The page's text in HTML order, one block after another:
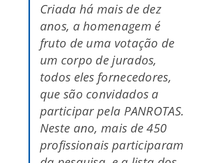
Criada há mais de dez
anos, a homenagem é
fruto de uma votação de
um corpo de jurados,
todos eles fornecedores,
que são convidados a
participar pela PANROTAS.
Neste ano, mais de 450
profissionais participaram